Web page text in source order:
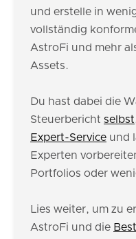
und erstelle in
vollständig
AstroFi und mehr
Assets.
Du hast dabei die
Steuerbericht selbst
Expert-Service und
Experten
Portfolios oder
Lies weiter, um zu
AstroFi und die